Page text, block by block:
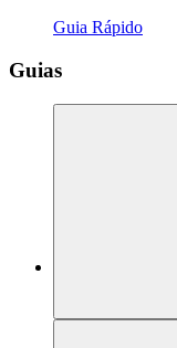
Guia Rápido
Guias